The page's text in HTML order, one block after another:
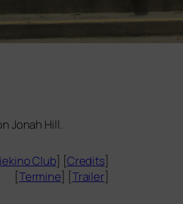
Jonah Hill.
Club] [Credits]
[Termine] [Trailer]